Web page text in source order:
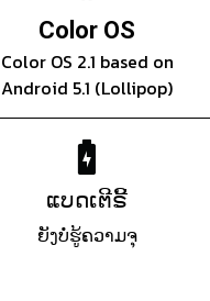
Color OS
Color OS 2.1 based on
Android 5.1 (Lollipop)
ແບດເຕີຣີ້
ຍັງບໍ່ຮູ້ຄວາມຈຸ